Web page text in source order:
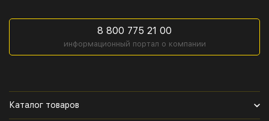
8 800 775 21 00
информационный портал о компании
Каталог товаров